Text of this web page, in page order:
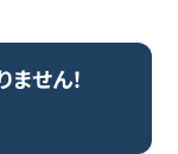
せん！